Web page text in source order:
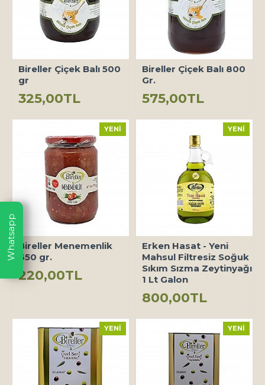
Bireller Çiçek Balı 500
gr
325,00TL
Bireller Çiçek Balı 800
Gr.
575,00TL
YENI
Bireller Menemenlik
650 gr.
220,00TL
YENI
Erken Hasat - Yeni
Mahsul Filtresiz Soğuk
Sıkım Sızma Zeytinyağı
1 Lt Galon
800,00TL
YENI YENI
Whatsapp